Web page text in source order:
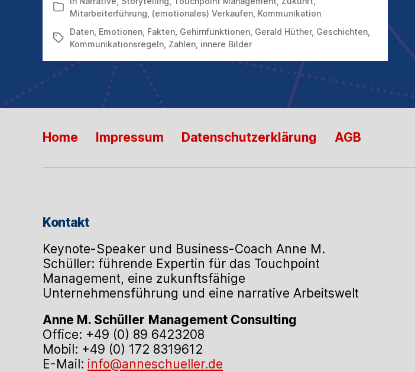
Kategorien
Mitarbeiterführung (emotionales) Verkaufen Kommunikation
Schlagwörter
Daten Emotionen Fakten Gehirnfunktionen Gerald Hüther, Geschichten
Kommunikationsregeln Zahlen innere Bilder
Home Impressum Datenschutzerklärung AGB
Kontakt
Keynote-Speaker und Business-Coach Anne M.
Schüller: führende Expertin für das Touchpoint
Management, eine zukunftsfähige
Unternehmensführung und eine narrative Arbeitswelt
Anne M. Schüller Management Consulting
Office: +49 (0) 89 6423208
Mobil: +49 (0) 172 8319612
E-Mail: info@anneschueller.de